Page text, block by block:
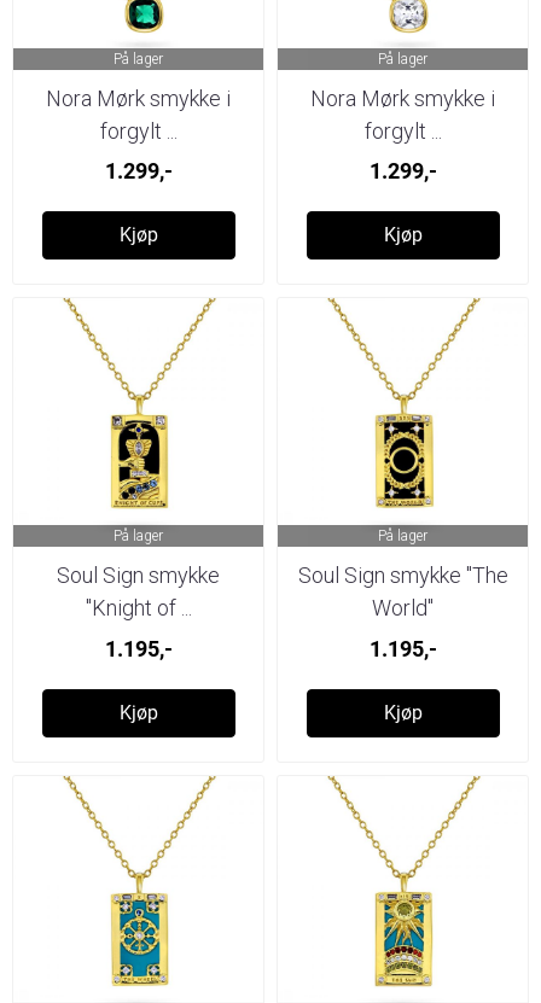
På lager
Nora Mørk smykke i
forgylt ...
1.299,-
Kjøp
På lager
Nora Mørk smykke i
forgylt ...
1.299,-
Kjøp
På lager
Soul Sign smykke
"Knight of ...
1.195,-
Kjøp
På lager
Soul Sign smykke "The
World"
1.195,-
Kjøp